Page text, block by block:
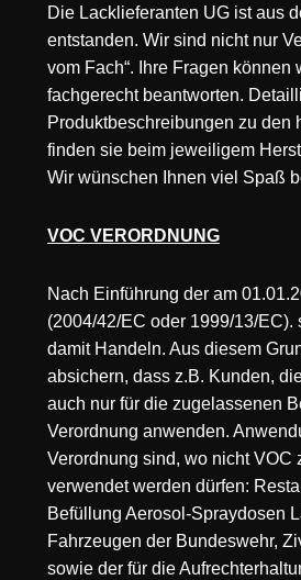
Die Lacklieferanten UG ist aus
entstanden. Wir sind nicht nur
vom Fach“. Ihre Fragen können
fachgerecht beantworten.
Produktbeschreibungen zu den
finden sie beim jeweiligem
Wir wünschen Ihnen viel Spaß
VOC VERORDNUNG
Nach Einführung der am
(2004/42/EC oder 1999/13/EC).
damit Handeln. Aus diesem
absichern, dass z.B. Kunden,
auch nur für die zugelassenen
Verordnung anwenden.
Verordnung sind, wo nicht VOC
verwendet werden dürfen:
Befüllung Aerosol-Spraydosen
Fahrzeugen der Bundeswehr,
sowie der für die